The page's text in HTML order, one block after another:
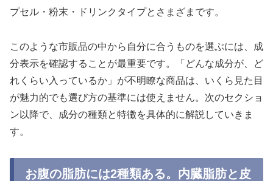
プセル・粉末・ドリンクタイプとさまざまです。
このような市販品の中から自分に合うものを選ぶには、成
分表示を確認することが最重要です。「どんな成分が、ど
れくらい入っているか」が不明瞭な商品は、いくら見た目
が魅力的でも選び方の基準には使えません。次のセクショ
ン以降で、成分の種類と特徴を具体的に解説していきま
す。
お腹の脂肪には2種類ある。内臓脂肪と皮